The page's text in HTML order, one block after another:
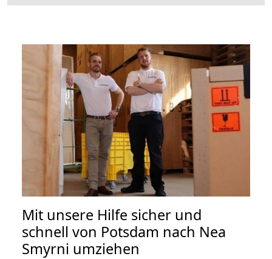
Mit unsere Hilfe sicher und
schnell von Potsdam nach Nea
Smyrni umziehen